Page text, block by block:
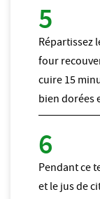
Répartissez
four
cuire 15
bien dorées
Pendant ce
et le jus de